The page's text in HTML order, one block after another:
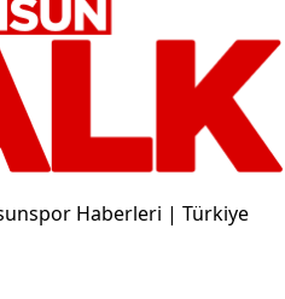
Haberleri | Türkiye